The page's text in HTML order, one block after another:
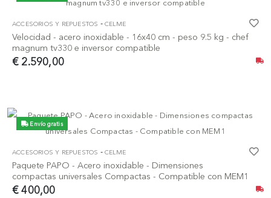
ACCESORIOS Y REPUESTOS -CELME
Velocidad - acero inoxidable - 16x40 cm - peso 9.5 kg - chef
magnum tv330 e inversor compatible
€ 2.590,00
Envío gratis
ACCESORIOS Y REPUESTOS -CELME
Paquete PAPO - Acero inoxidable - Dimensiones
compactas universales Compactas - Compatible con MEM1
€ 400,00